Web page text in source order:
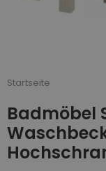
Startseite
Badmöbel